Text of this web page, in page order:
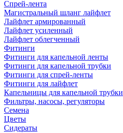
Спрей-лента
Магистральный шланг лайфлет
Лайфлет армированный
Лайфлет усиленный
Лайфлет облегченный
Фитинги
Фитинги для капельной ленты
Фитинги для капельной трубки
Фитинги для спрей-ленты
Фитинги для лайфлет
Капельницы для капельной трубки
Фильтры, насосы, регуляторы
Семена
Цветы
Сидераты